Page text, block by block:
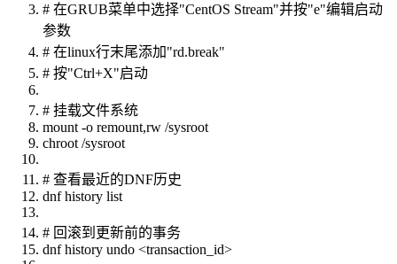
# 在GRUB菜单中选择"CentOS Stream"并按"e"编辑启动
参数
# 在linux行末尾添加"rd.break"
# 按"Ctrl+X"启动
# 挂载文件系统
mount -o remount,rw /sysroot
chroot /sysroot
# 查看最近的DNF历史
dnf history list
# 回滚到更新前的事务
dnf history undo <transaction_id>